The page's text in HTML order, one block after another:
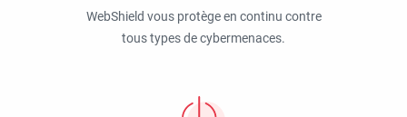
WebShield vous protège en continu contre
tous types de cybermenaces.